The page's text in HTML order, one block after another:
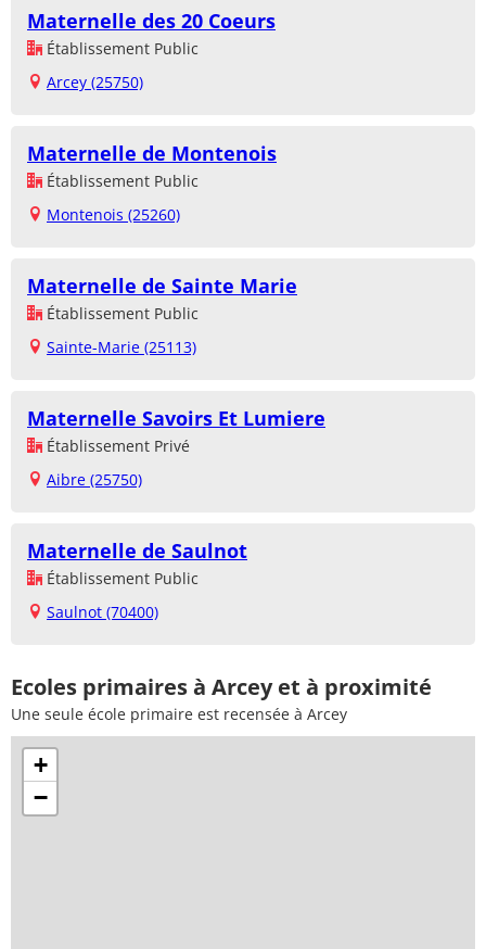
Maternelle des 20 Coeurs
Établissement Public
Arcey (25750)
Maternelle de Montenois
Établissement Public
Montenois (25260)
Maternelle de Sainte Marie
Établissement Public
Sainte-Marie (25113)
Maternelle Savoirs Et Lumiere
Établissement Privé
Aibre (25750)
Maternelle de Saulnot
Établissement Public
Saulnot (70400)
Ecoles primaires à Arcey et à proximité
Une seule école primaire est recensée à Arcey
+
−